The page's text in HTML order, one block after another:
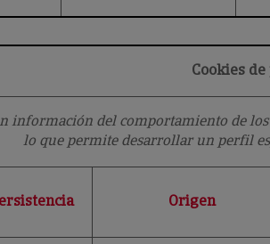
Cookies
información del comportamiento de
lo que permite desarrollar un perfil
Origen